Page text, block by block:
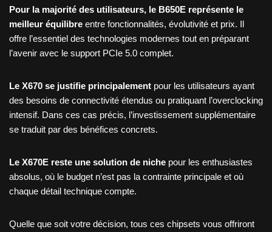
Pour la majorité des utilisateurs, le B650E représente le
meilleur équilibre entre fonctionnalités, évolutivité et prix. Il
offre l’essentiel des technologies modernes tout en préparant
l’avenir avec le support PCIe 5.0 complet.
Le X670 se justifie principalement pour les utilisateurs ayant
des besoins de connectivité étendus ou pratiquant l’overclocking
intensif. Dans ces cas précis, l’investissement supplémentaire
se traduit par des bénéfices concrets.
Le X670E reste une solution de niche pour les enthusiastes
absolus, où le budget n’est pas la contrainte principale et où
chaque détail technique compte.
Quelle que soit votre décision, tous ces chipsets vous offriront